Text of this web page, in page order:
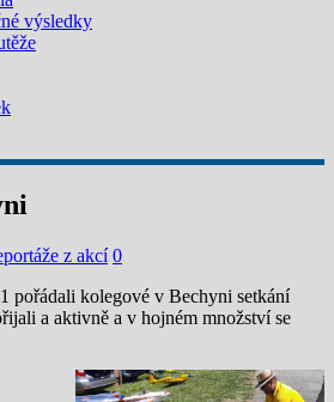
výsledky
z akcí 0
pořádali kolegové v Bechyni setkání
a aktivně a v hojném množství se